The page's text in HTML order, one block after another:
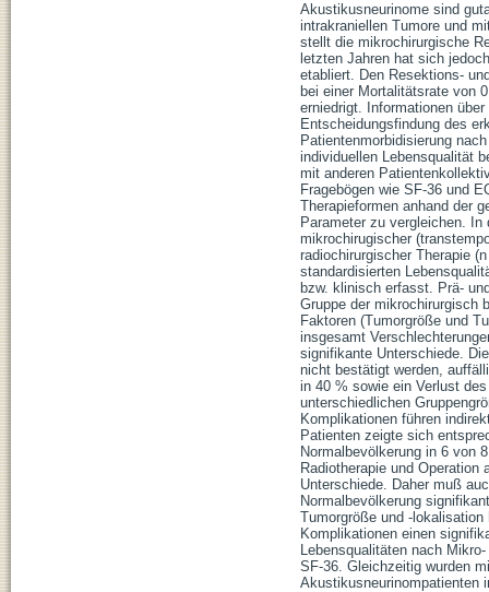
Akustikusneurinome sind
intrakraniellen Tumore und
stellt die mikrochirurgische
letzten Jahren hat sich
etabliert. Den Resektions-
bei einer Mortalitätsrate von
erniedrigt. Informationen
Entscheidungsfindung des
Patientenmorbidisierung
individuellen Lebensqualität
mit anderen
Fragebögen wie SF-36 und
Therapieformen anhand der
Parameter zu vergleichen.
mikrochirugischer
radiochirurgischer Therapie
standardisierten
bzw. klinisch erfasst. Prä-
Gruppe der mikrochirurgisch
Faktoren (Tumorgröße und
insgesamt
signifikante Unterschiede.
nicht bestätigt werden,
in 40 % sowie ein Verlust
unterschiedlichen
Komplikationen führen
Patienten zeigte sich
Normalbevölkerung in 6 von
Radiotherapie und
Unterschiede. Daher muß
Normalbevölkerung
Tumorgröße und -
Komplikationen einen
Lebensqualitäten nach
SF-36. Gleichzeitig wurden
Akustikusneurinompatienten